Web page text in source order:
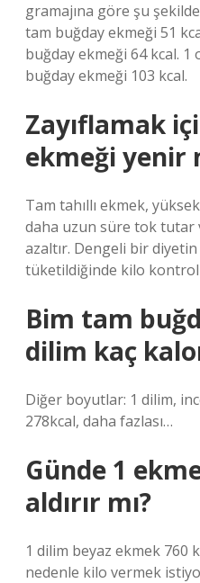
gramajına göre şu
tam buğday ekmeği 51
buğday ekmeği 64 kcal.
buğday ekmeği 103 kcal.
Zayıflamak
ekmeği yenir
Tam tahıllı ekmek,
daha uzun süre tok tutar
azaltır. Dengeli bir
tüketildiğinde kilo
Bim tam
dilim kaç
Diğer boyutlar: 1 dilim,
278kcal, daha fazlası…
Günde 1
aldırır mı?
1 dilim beyaz ekmek 760
nedenle kilo vermek